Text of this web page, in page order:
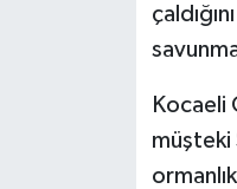
Kocaeli
müşteki